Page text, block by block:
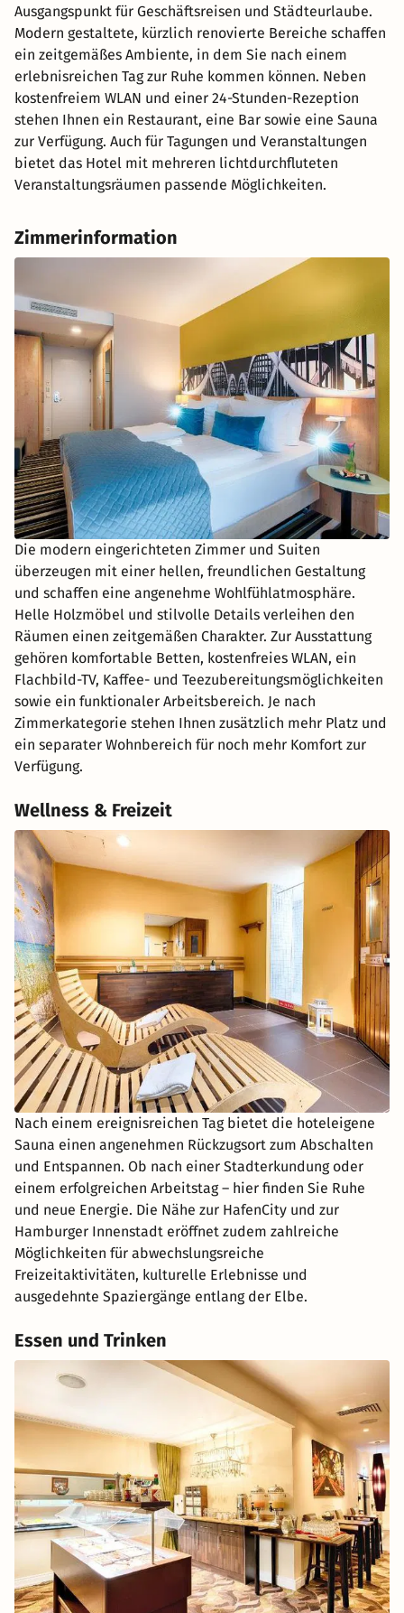
Ausgangspunkt für Geschäftsreisen und Städteurlaube.
Modern gestaltete, kürzlich renovierte Bereiche schaffen
ein zeitgemäßes Ambiente, in dem Sie nach einem
erlebnisreichen Tag zur Ruhe kommen können. Neben
kostenfreiem WLAN und einer 24-Stunden-Rezeption
stehen Ihnen ein Restaurant, eine Bar sowie eine Sauna
zur Verfügung. Auch für Tagungen und Veranstaltungen
bietet das Hotel mit mehreren lichtdurchfluteten
Veranstaltungsräumen passende Möglichkeiten.
Zimmerinformation
Die modern eingerichteten Zimmer und Suiten
überzeugen mit einer hellen, freundlichen Gestaltung
und schaffen eine angenehme Wohlfühlatmosphäre.
Helle Holzmöbel und stilvolle Details verleihen den
Räumen einen zeitgemäßen Charakter. Zur Ausstattung
gehören komfortable Betten, kostenfreies WLAN, ein
Flachbild-TV, Kaffee- und Teezubereitungsmöglichkeiten
sowie ein funktionaler Arbeitsbereich. Je nach
Zimmerkategorie stehen Ihnen zusätzlich mehr Platz und
ein separater Wohnbereich für noch mehr Komfort zur
Verfügung.
Wellness & Freizeit
Nach einem ereignisreichen Tag bietet die hoteleigene
Sauna einen angenehmen Rückzugsort zum Abschalten
und Entspannen. Ob nach einer Stadterkundung oder
einem erfolgreichen Arbeitstag – hier finden Sie Ruhe
und neue Energie. Die Nähe zur HafenCity und zur
Hamburger Innenstadt eröffnet zudem zahlreiche
Möglichkeiten für abwechslungsreiche
Freizeitaktivitäten, kulturelle Erlebnisse und
ausgedehnte Spaziergänge entlang der Elbe.
Essen und Trinken